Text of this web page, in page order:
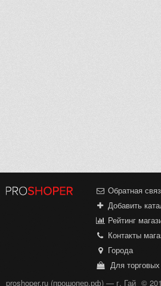
Обратная
Добавить
Рейтинг
Контакты
Города
Для
proshoper.ru (прошопер.рф) — г. Гай ©